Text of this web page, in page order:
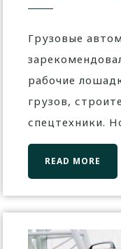
Грузовые автомобили Shacman давно
рабочие
грузов,
спецтехники.
READ MORE